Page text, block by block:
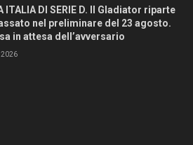
ITALIA DI SERIE D. Il Gladiator riparte
nel preliminare del 23 agosto.
in attesa dell’avversario
2026